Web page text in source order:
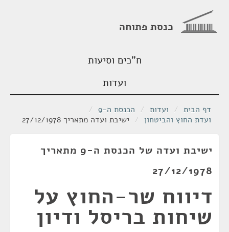
כנסת פתוחה
ח"כים וסיעות
ועדות
דף הבית / ועדות / הכנסת ה-9
/
ועדת החוץ והביטחון / ישיבת ועדה מתאריך 27/12/1978
ישיבת ועדה של הכנסת ה-9 מתאריך
27/12/1978
דיווח שר-החוץ על
שיחות בריסל ודיון